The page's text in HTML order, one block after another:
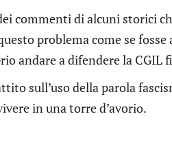
commenti di alcuni storici
problema come se
andare a difendere la CGIL
sull’uso della parola
in una torre d’avorio.